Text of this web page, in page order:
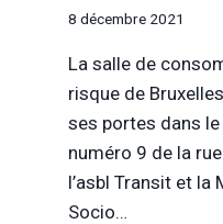
8 décembre 2021
La salle de
risque de
ses portes dans
numéro 9 de la
l’asbl Transit et la
Socio…